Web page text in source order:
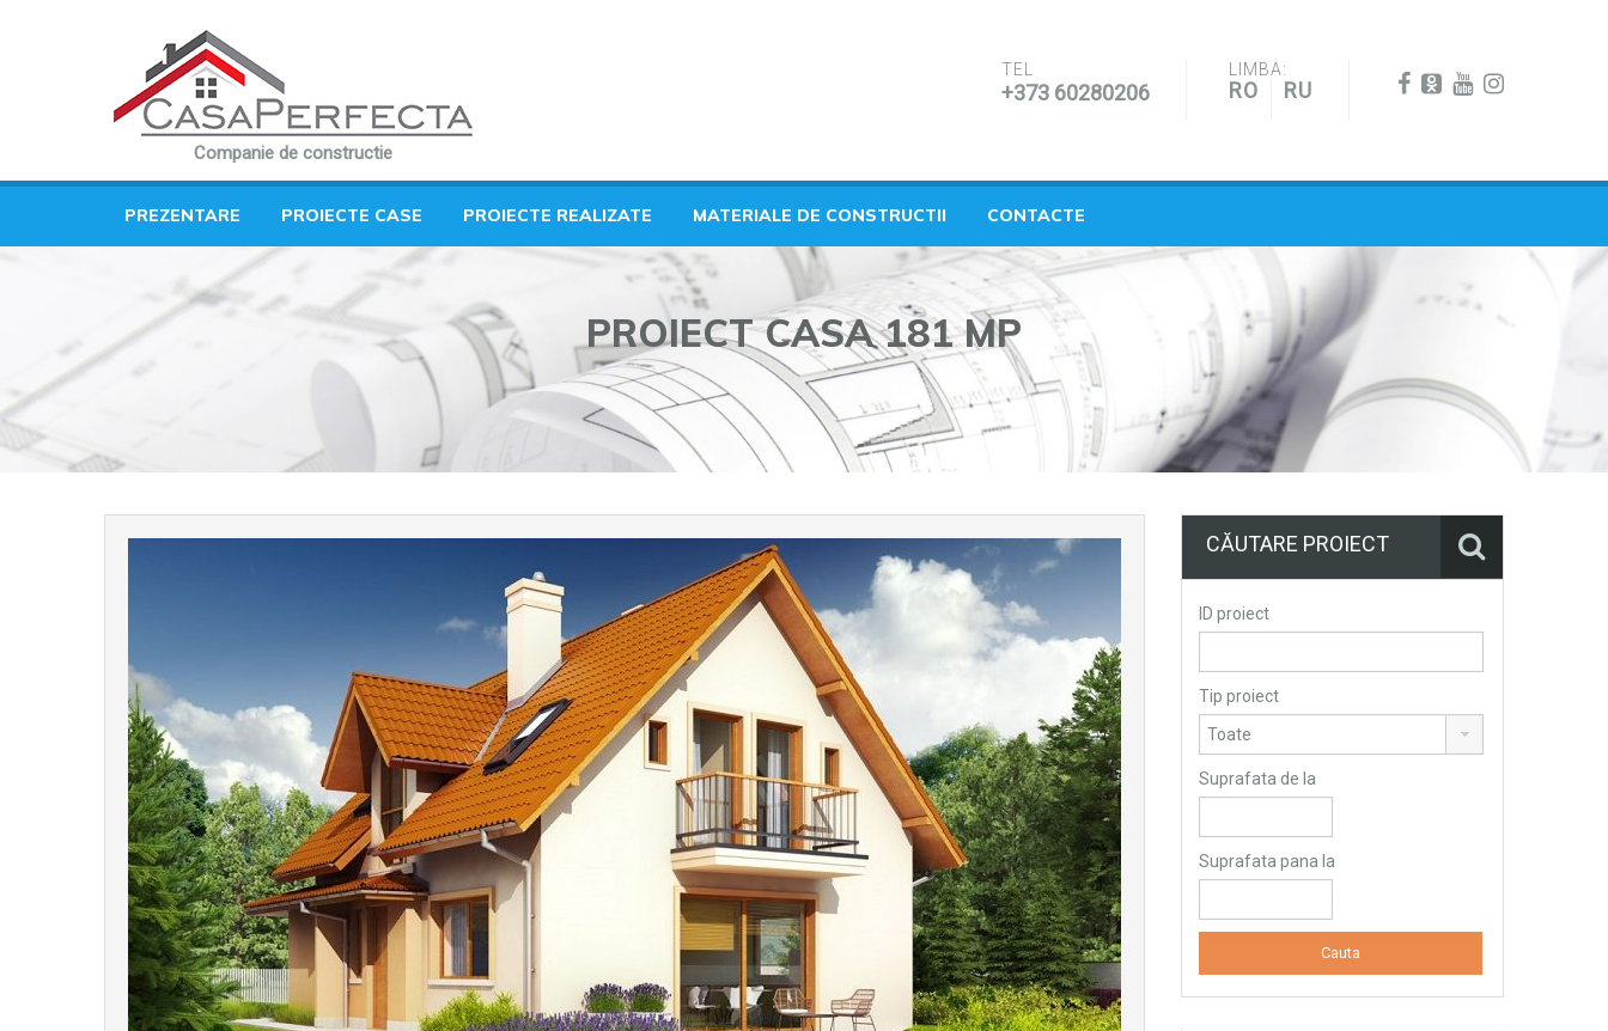
Companie de constructie
TEL
+373 60280206
LIMBA:
RO RU
PREZENTARE PROIECTE CASE PROIECTE REALIZATE MATERIALE DE CONSTRUCTII CONTACTE
PROIECT CASA 181 MP
CĂUTARE PROIECT
ID proiect
Tip proiect
Suprafata de la
Suprafata pana la